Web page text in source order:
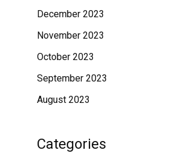
December 2023
November 2023
October 2023
September 2023
August 2023
Categories